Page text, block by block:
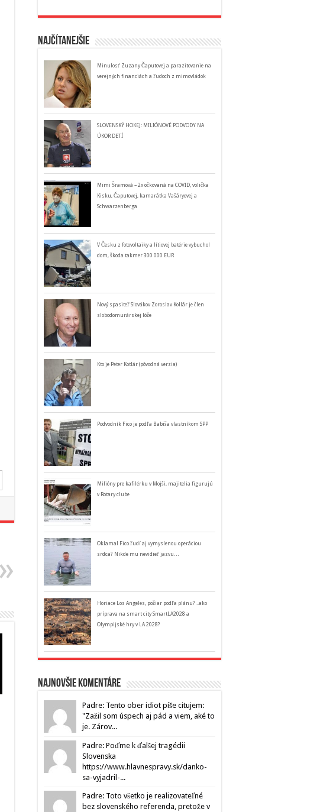
Najčítanejšie
Minulosť Zuzany Čaputovej a parazitovanie na
verejných financiách a ľudoch z mimovládok
SLOVENSKÝ HOKEJ: MILIÓNOVÉ PODVODY NA
ÚKOR DETÍ
Mimi Šramová – 2x očkovaná na COVID, volička
Kisku, Čaputovej, kamarátka Vašáryovej a
Schwarzenberga
V Česku z fotovoltaiky a lítiovej batérie vybuchol
dom, škoda takmer 300 000 EUR
Nový spasiteľ Slovákov Zoroslav Kollár je člen
slobodomurárskej lóže
Kto je Peter Kotlár (pôvodná verzia)
Podvodník Fico je podľa Babiša vlastníkom SPP
Milióny pre kafilérku v Mojši, majitelia figurujú
v Rotary clube
Oklamal Fico ľudí aj vymyslenou operáciou
srdca? Nikde mu nevidieť jazvu…
Horiace Los Angeles, požiar podľa plánu? ..ako
príprava na smart city SmartLA2028 a
Olympijské hry v LA 2028?
Najnovšie komentáre
Padre: Tento ober idiot píše citujem:
"Zažil som úspech aj pád a viem, aké to
je. Zárov...
Padre: Poďme k ďalšej tragédii
Slovenska
https://www.hlavnespravy.sk/danko-
sa-vyjadril-...
Padre: Toto všetko je realizovateľné
bez slovenského referenda, pretože v